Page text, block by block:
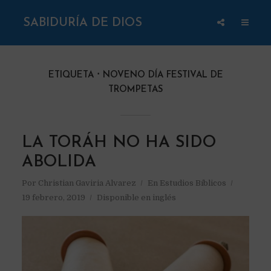
SABIDURÍA DE DIOS
ETIQUETA
NOVENO DÍA FESTIVAL DE
TROMPETAS
LA TORÁH NO HA SIDO
ABOLIDA
Por Christian Gaviria Alvarez En Estudios Bíblicos
19 febrero, 2019
Disponible en inglés